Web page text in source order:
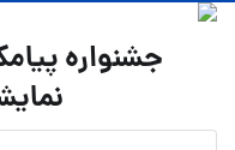
جشنواره